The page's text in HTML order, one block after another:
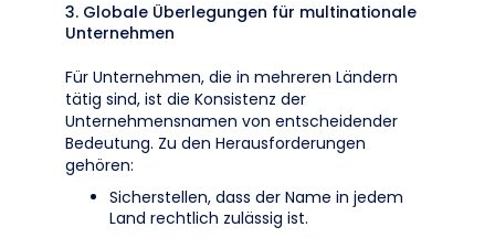
3. Globale Überlegungen für multinationale
Unternehmen
Für Unternehmen, die in mehreren Ländern
tätig sind, ist die Konsistenz der
Unternehmensnamen von entscheidender
Bedeutung. Zu den Herausforderungen
gehören:
Sicherstellen, dass der Name in jedem
Land rechtlich zulässig ist.